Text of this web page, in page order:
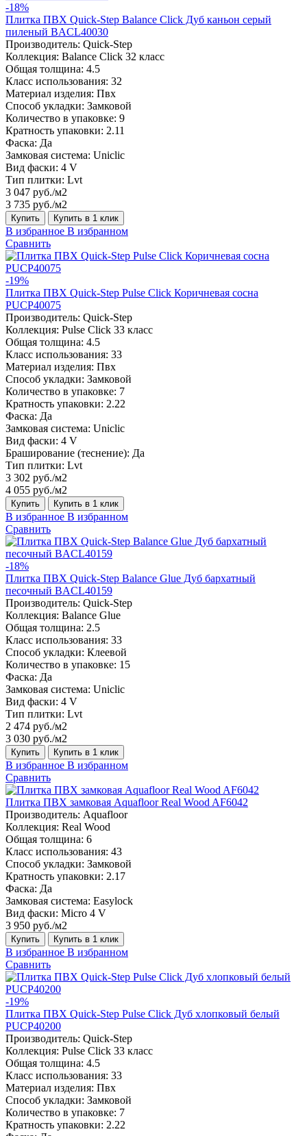
-18%
Плитка ПВХ Quick-Step Balance Click Дуб каньон серый
пиленый BACL40030
Производитель: Quick-Step
Коллекция: Balance Click 32 класс
Общая толщина: 4.5
Класс использования: 32
Материал изделия: Пвх
Способ укладки: Замковой
Количество в упаковке: 9
Кратность упаковки: 2.11
Фаска: Да
Замковая система: Uniclic
Вид фаски: 4 V
Тип плитки: Lvt
3 047 руб./м2
3 735 руб./м2
Купить Купить в 1 клик
В избранное В избранном
Сравнить
-19%
Плитка ПВХ Quick-Step Pulse Click Коричневая сосна
PUCP40075
Производитель: Quick-Step
Коллекция: Pulse Click 33 класс
Общая толщина: 4.5
Класс использования: 33
Материал изделия: Пвх
Способ укладки: Замковой
Количество в упаковке: 7
Кратность упаковки: 2.22
Фаска: Да
Замковая система: Uniclic
Вид фаски: 4 V
Браширование (теснение): Да
Тип плитки: Lvt
3 302 руб./м2
4 055 руб./м2
Купить Купить в 1 клик
В избранное В избранном
Сравнить
-18%
Плитка ПВХ Quick-Step Balance Glue Дуб бархатный
песочный BACL40159
Производитель: Quick-Step
Коллекция: Balance Glue
Общая толщина: 2.5
Класс использования: 33
Способ укладки: Клеевой
Количество в упаковке: 15
Фаска: Да
Замковая система: Uniclic
Вид фаски: 4 V
Тип плитки: Lvt
2 474 руб./м2
3 030 руб./м2
Купить Купить в 1 клик
В избранное В избранном
Сравнить
Плитка ПВХ замковая Aquafloor Real Wood AF6042
Производитель: Aquafloor
Коллекция: Real Wood
Общая толщина: 6
Класс использования: 43
Способ укладки: Замковой
Кратность упаковки: 2.17
Фаска: Да
Замковая система: Easylock
Вид фаски: Micro 4 V
3 950 руб./м2
Купить Купить в 1 клик
В избранное В избранном
Сравнить
-19%
Плитка ПВХ Quick-Step Pulse Click Дуб хлопковый белый
PUCP40200
Производитель: Quick-Step
Коллекция: Pulse Click 33 класс
Общая толщина: 4.5
Класс использования: 33
Материал изделия: Пвх
Способ укладки: Замковой
Количество в упаковке: 7
Кратность упаковки: 2.22